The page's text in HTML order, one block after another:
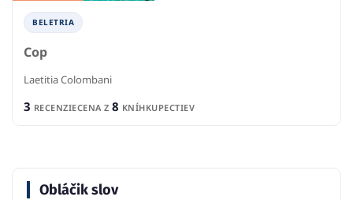
BELETRIA
Cop
Laetitia Colombani
3 RECENZIECENA Z 8 KNÍHKUPECTIEV
Obláčik slov